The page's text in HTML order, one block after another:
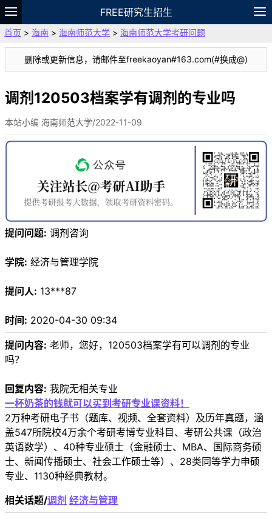
FREE研究生招生
题库
故事 专题 APP 笔记
论坛
VIP
资料
首页 > 海南 > 海南师范大学 > 海南师范大学考研问题
删除或更新信息，请邮件至freekaoyan#163.com(#换成@)
调剂120503档案学有调剂的专业吗
本站小编 海南师范大学/2022-11-09
提问问题: 调剂咨询
学院: 经济与管理学院
提问人: 13***87
时间: 2020-04-30 09:34
提问内容: 老师，您好，120503档案学有可以调剂的专业
吗？
回复内容: 我院无相关专业
一杯奶茶的钱就可以买到考研专业课资料！
2万种考研电子书（题库、视频、全套资料）及历年真题，涵
盖547所院校4万余个考研考博专业科目、考研公共课（政治
英语数学）、40种专业硕士（金融硕士、MBA、国际商务硕
士、新闻传播硕士、社会工作硕士等）、28类同等学力申硕
专业、1130种经典教材。
相关话题/调剂 经济与管理